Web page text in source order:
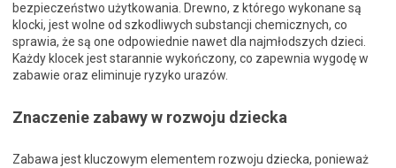
bezpieczeństwo użytkowania. Drewno, z którego wykonane są
klocki, jest wolne od szkodliwych substancji chemicznych, co
sprawia, że są one odpowiednie nawet dla najmłodszych dzieci.
Każdy klocek jest starannie wykończony, co zapewnia wygodę w
zabawie oraz eliminuje ryzyko urazów.
Znaczenie zabawy w rozwoju dziecka
Zabawa jest kluczowym elementem rozwoju dziecka, ponieważ